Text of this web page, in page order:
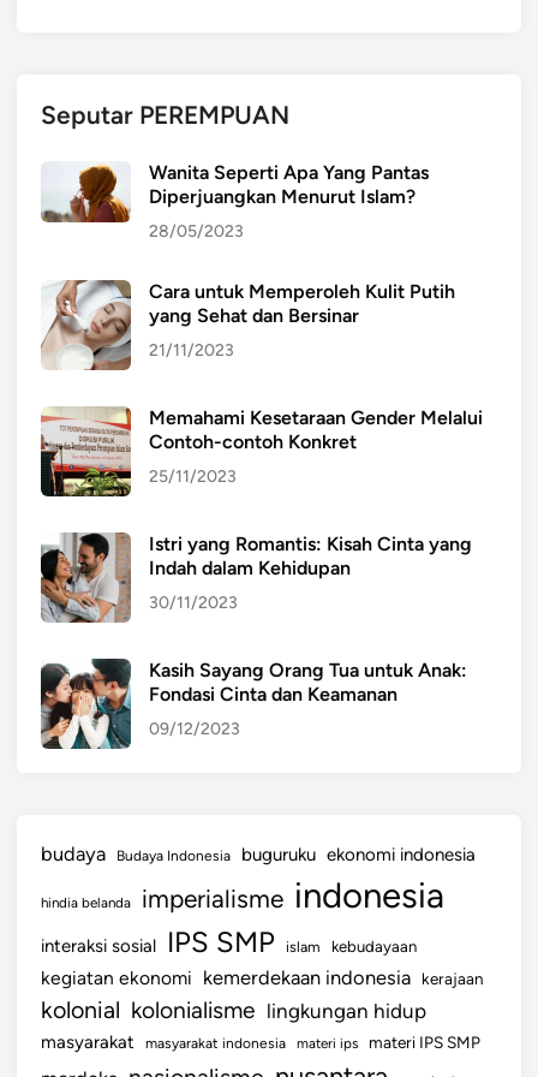
i
a
n
y
a
t
P
r
i
,
d
a
M
e
n
g
e
c
e
Seputar PEREMPUAN
Wanita Seperti Apa Yang Pantas
Diperjuangkan Menurut Islam?
28/05/2023
Cara untuk Memperoleh Kulit Putih
yang Sehat dan Bersinar
21/11/2023
Memahami Kesetaraan Gender Melalui
Contoh-contoh Konkret
25/11/2023
Istri yang Romantis: Kisah Cinta yang
Indah dalam Kehidupan
30/11/2023
Kasih Sayang Orang Tua untuk Anak:
Fondasi Cinta dan Keamanan
09/12/2023
budaya Budaya Indonesia buguruku ekonomi indonesia
hindia belanda imperialisme indonesia
interaksi sosial IPS SMP islam kebudayaan
kegiatan ekonomi kemerdekaan indonesia kerajaan
kolonial kolonialisme lingkungan hidup
masyarakat masyarakat indonesia materi ips materi IPS SMP